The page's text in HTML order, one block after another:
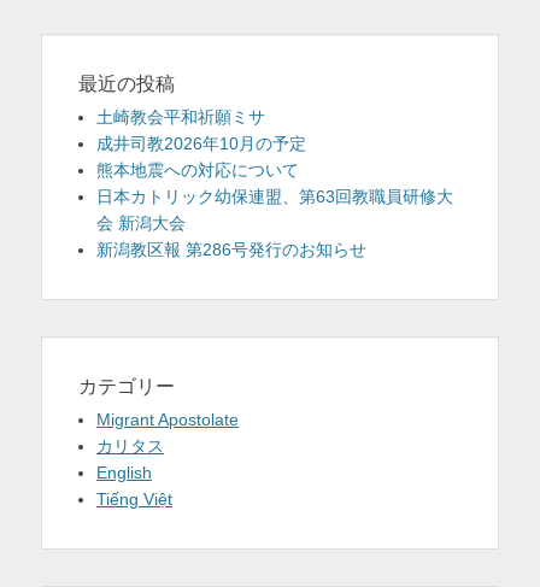
最近の投稿
土崎教会平和祈願ミサ
成井司教2026年10月の予定
熊本地震への対応について
日本カトリック幼保連盟、第63回教職員研修大
会 新潟大会
新潟教区報 第286号発行のお知らせ
カテゴリー
Migrant Apostolate
カリタス
English
Tiếng Việt